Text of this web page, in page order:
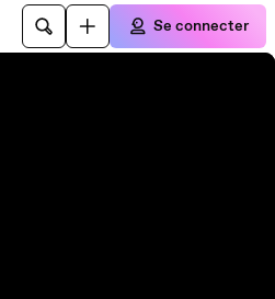
Se connecter